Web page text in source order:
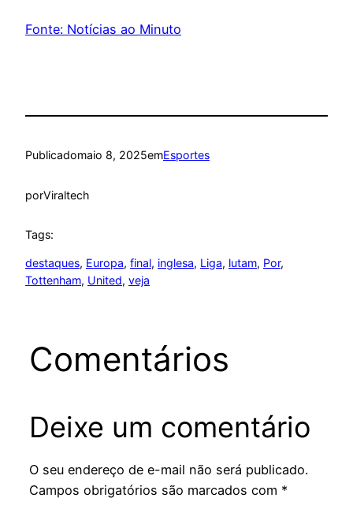
Fonte: Notícias ao Minuto
Publicadomaio 8, 2025emEsportes
porViraltech
Tags:
destaques, Europa, final, inglesa, Liga, lutam, Por
Tottenham, United, veja
Comentários
Deixe um comentário
O seu endereço de e-mail não será publicado.
Campos obrigatórios são marcados com *